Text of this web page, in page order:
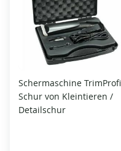
Schermaschine TrimProfi
Schur von Kleintieren /
Detailschur